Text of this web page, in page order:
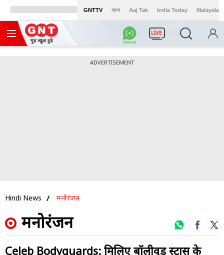
GNTTV বাংলা Aaj Tak India Today Malayalam
LIVE
ADVERTISEMENT
Hindi News मनोरंजन
मनोरंजन
Celeb Bodyguards: मिलिए बॉलीवुड स्टार्स के